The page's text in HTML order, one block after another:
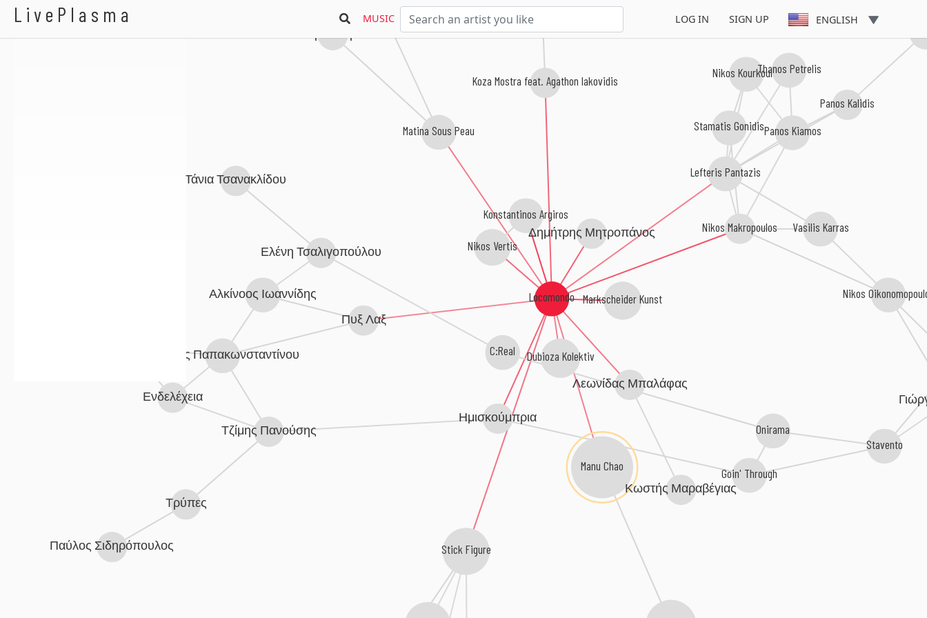
LivePlasma MUSIC LOG IN SIGN UP ENGLISH
Locomondo
Konstantinos Argiros
Markscheider Kunst
Nikos Makropoulos
Δημήτρης Μητροπάνος
Ημισκούμπρια
Koza Mostra feat. Agathon Iakovidis
Nikos Vertis
Stick Figure
Λεωνίδας Μπαλάφας
Matina Sous Peau
Manu Chao
Lefteris Pantazis
Dubioza Kolektiv
Πυξ Λαξ
Goin' Through
Nalyssa Green
Nikos
Panos Kalidis
Βασίλης Παπακωνσταντίνου
Vasilis Karras
Stamatis Gonidis
Αλκίνοος Ιωαννίδης
Panos Kiamos
Κωστής Μαραβέγιας
Nikos Kourkoulis
Τζίμης Πανούσης
Thanos Petrelis
Stavento
Τρύπες
Ενδελέχεια
Onirama
Ελένη Τσαλιγοπούλου
C:Real
Παύλος Σιδηρόπουλος
Τάνια Τσανακλίδου
Locomondo